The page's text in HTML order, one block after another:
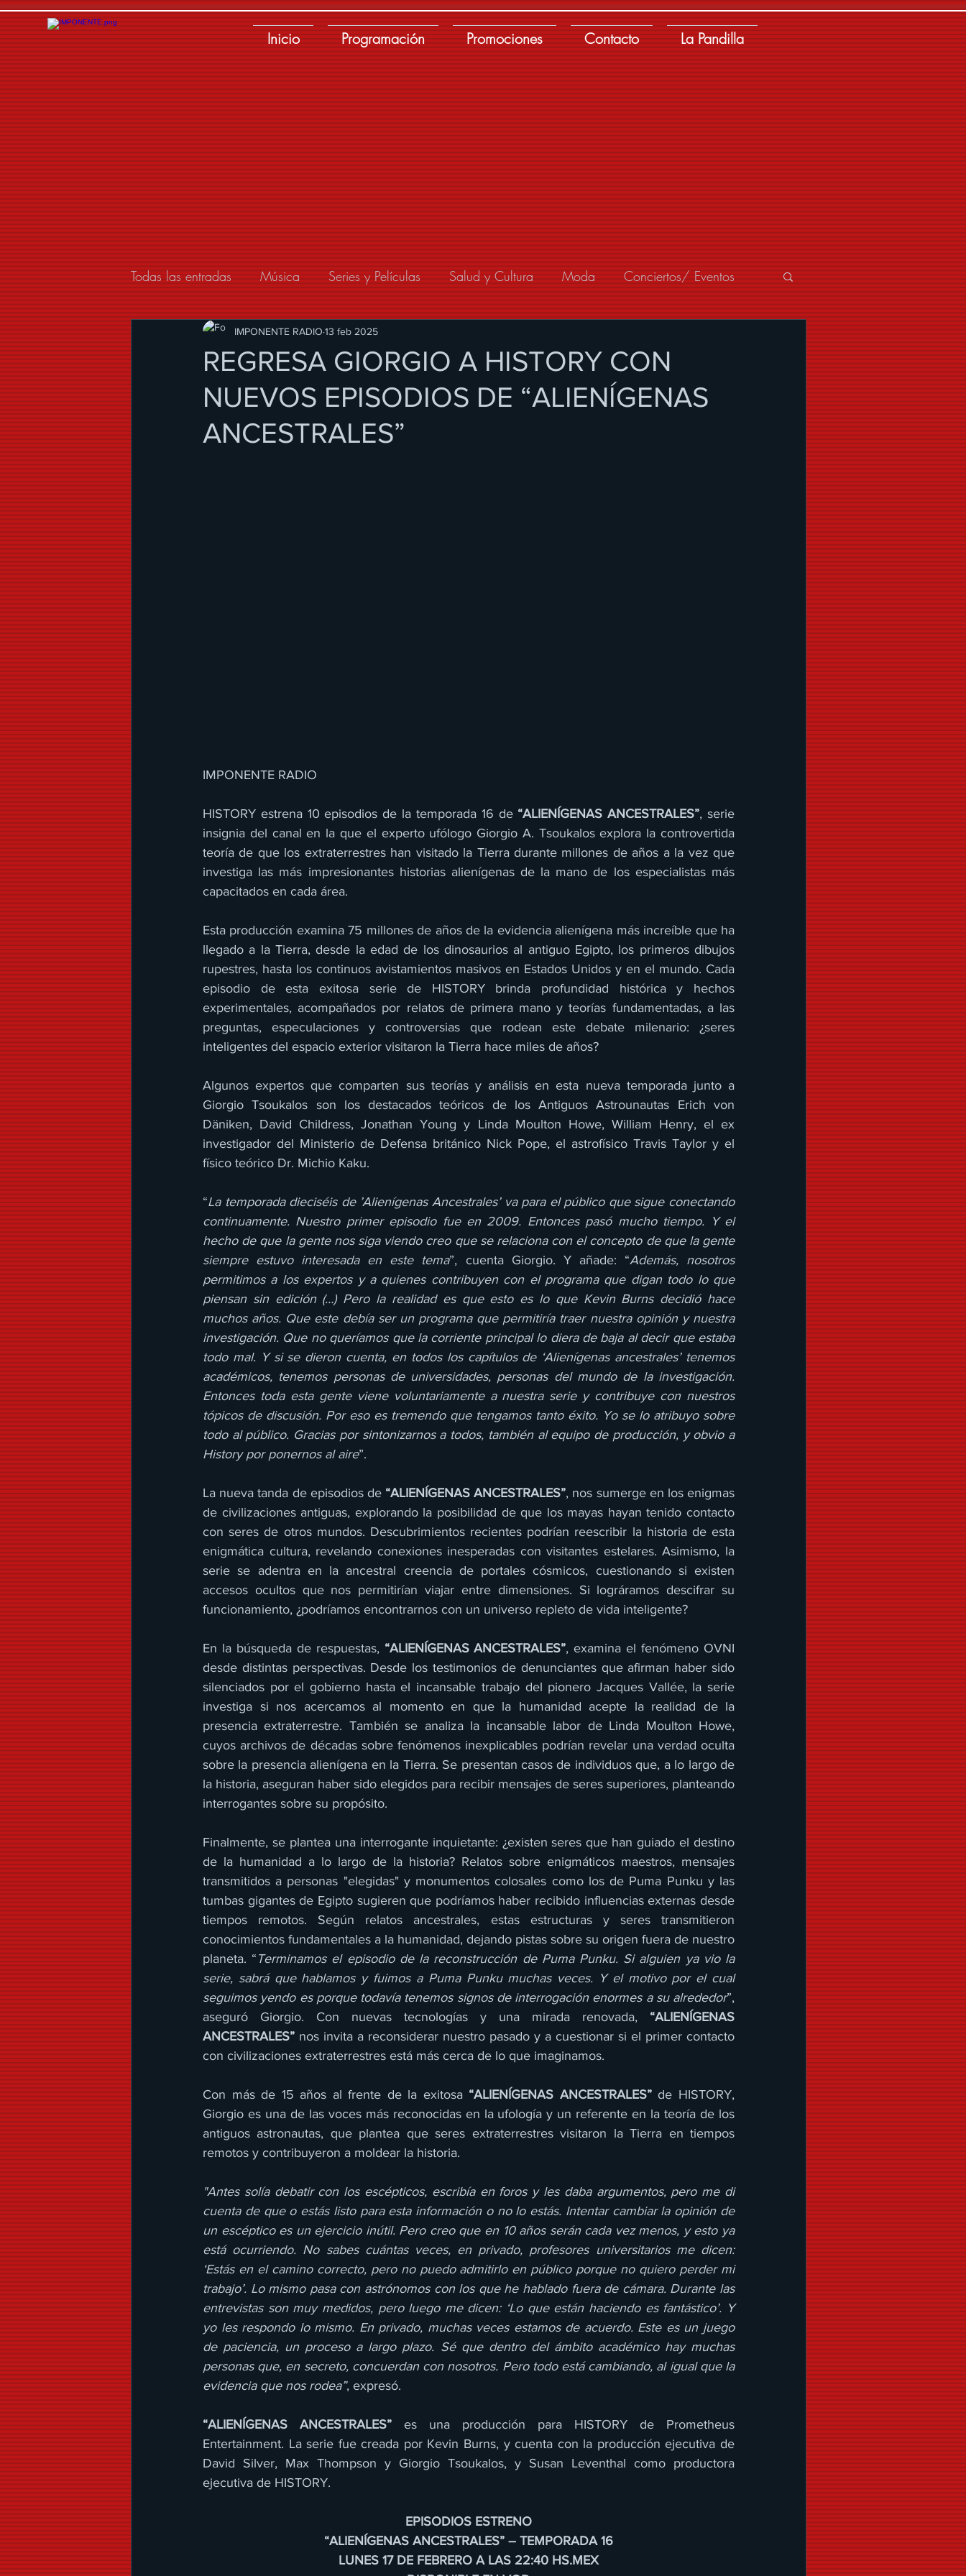
Inicio Programación Promociones Contacto La Pandilla
Todas las entradas Música Series y Películas Salud y Cultura Moda Conciertos/ Eventos
Modo de Vida
REGRESA GIORGIO A HISTORY CON
NUEVOS EPISODIOS DE “ALIENÍGENAS
ANCESTRALES”
IMPONENTE RADIO 13 feb 2025
IMPONENTE RADIO
HISTORY estrena 10 episodios de la temporada 16 de “ALIENÍGENAS ANCESTRALES”, serie
insignia del canal en la que el experto ufólogo Giorgio A. Tsoukalos explora la controvertida
teoría de que los extraterrestres han visitado la Tierra durante millones de años a la vez que
investiga las más impresionantes historias alienígenas de la mano de los especialistas más
capacitados en cada área.
Esta producción examina 75 millones de años de la evidencia alienígena más increíble que ha
llegado a la Tierra, desde la edad de los dinosaurios al antiguo Egipto, los primeros dibujos
rupestres, hasta los continuos avistamientos masivos en Estados Unidos y en el mundo. Cada
episodio de esta exitosa serie de HISTORY brinda profundidad histórica y hechos
experimentales, acompañados por relatos de primera mano y teorías fundamentadas, a las
preguntas, especulaciones y controversias que rodean este debate milenario: ¿seres
inteligentes del espacio exterior visitaron la Tierra hace miles de años?
Algunos expertos que comparten sus teorías y análisis en esta nueva temporada junto a
Giorgio Tsoukalos son los destacados teóricos de los Antiguos Astrounautas Erich von
Däniken, David Childress, Jonathan Young y Linda Moulton Howe, William Henry, el ex
investigador del Ministerio de Defensa británico Nick Pope, el astrofísico Travis Taylor y el
físico teórico Dr. Michio Kaku.
“La temporada dieciséis de ’Alienígenas Ancestrales’ va para el público que sigue conectando
continuamente. Nuestro primer episodio fue en 2009. Entonces pasó mucho tiempo. Y el
hecho de que la gente nos siga viendo creo que se relaciona con el concepto de que la gente
siempre estuvo interesada en este tema”, cuenta Giorgio. Y añade: “Además, nosotros
permitimos a los expertos y a quienes contribuyen con el programa que digan todo lo que
piensan sin edición (…) Pero la realidad es que esto es lo que Kevin Burns decidió hace
muchos años. Que este debía ser un programa que permitiría traer nuestra opinión y nuestra
investigación. Que no queríamos que la corriente principal lo diera de baja al decir que estaba
todo mal. Y si se dieron cuenta, en todos los capítulos de ‘Alienígenas ancestrales’ tenemos
académicos, tenemos personas de universidades, personas del mundo de la investigación.
Entonces toda esta gente viene voluntariamente a nuestra serie y contribuye con nuestros
tópicos de discusión. Por eso es tremendo que tengamos tanto éxito. Yo se lo atribuyo sobre
todo al público. Gracias por sintonizarnos a todos, también al equipo de producción, y obvio a
History por ponernos al aire”.
La nueva tanda de episodios de “ALIENÍGENAS ANCESTRALES”, nos sumerge en los enigmas
de civilizaciones antiguas, explorando la posibilidad de que los mayas hayan tenido contacto
con seres de otros mundos. Descubrimientos recientes podrían reescribir la historia de esta
enigmática cultura, revelando conexiones inesperadas con visitantes estelares. Asimismo, la
serie se adentra en la ancestral creencia de portales cósmicos, cuestionando si existen
accesos ocultos que nos permitirían viajar entre dimensiones. Si lográramos descifrar su
funcionamiento, ¿podríamos encontrarnos con un universo repleto de vida inteligente?
En la búsqueda de respuestas, “ALIENÍGENAS ANCESTRALES”, examina el fenómeno OVNI
desde distintas perspectivas. Desde los testimonios de denunciantes que afirman haber sido
silenciados por el gobierno hasta el incansable trabajo del pionero Jacques Vallée, la serie
investiga si nos acercamos al momento en que la humanidad acepte la realidad de la
presencia extraterrestre. También se analiza la incansable labor de Linda Moulton Howe,
cuyos archivos de décadas sobre fenómenos inexplicables podrían revelar una verdad oculta
sobre la presencia alienígena en la Tierra. Se presentan casos de individuos que, a lo largo de
la historia, aseguran haber sido elegidos para recibir mensajes de seres superiores, planteando
interrogantes sobre su propósito.
Finalmente, se plantea una interrogante inquietante: ¿existen seres que han guiado el destino
de la humanidad a lo largo de la historia? Relatos sobre enigmáticos maestros, mensajes
transmitidos a personas "elegidas" y monumentos colosales como los de Puma Punku y las
tumbas gigantes de Egipto sugieren que podríamos haber recibido influencias externas desde
tiempos remotos. Según relatos ancestrales, estas estructuras y seres transmitieron
conocimientos fundamentales a la humanidad, dejando pistas sobre su origen fuera de nuestro
planeta. “ Terminamos el episodio de la reconstrucción de Puma Punku. Si alguien ya vio la
serie, sabrá que hablamos y fuimos a Puma Punku muchas veces. Y el motivo por el cual
seguimos yendo es porque todavía tenemos signos de interrogación enormes a su alrededor”,
aseguró Giorgio. Con nuevas tecnologías y una mirada renovada, “ALIENÍGENAS
ANCESTRALES” nos invita a reconsiderar nuestro pasado y a cuestionar si el primer contacto
con civilizaciones extraterrestres está más cerca de lo que imaginamos.
Con más de 15 años al frente de la exitosa “ALIENÍGENAS ANCESTRALES” de HISTORY,
Giorgio es una de las voces más reconocidas en la ufología y un referente en la teoría de los
antiguos astronautas, que plantea que seres extraterrestres visitaron la Tierra en tiempos
remotos y contribuyeron a moldear la historia.
"Antes solía debatir con los escépticos, escribía en foros y les daba argumentos, pero me di
cuenta de que o estás listo para esta información o no lo estás. Intentar cambiar la opinión de
un escéptico es un ejercicio inútil. Pero creo que en 10 años serán cada vez menos, y esto ya
está ocurriendo. No sabes cuántas veces, en privado, profesores universitarios me dicen:
‘Estás en el camino correcto, pero no puedo admitirlo en público porque no quiero perder mi
trabajo’. Lo mismo pasa con astrónomos con los que he hablado fuera de cámara. Durante las
entrevistas son muy medidos, pero luego me dicen: ‘Lo que están haciendo es fantástico’. Y
yo les respondo lo mismo. En privado, muchas veces estamos de acuerdo. Este es un juego
de paciencia, un proceso a largo plazo. Sé que dentro del ámbito académico hay muchas
personas que, en secreto, concuerdan con nosotros. Pero todo está cambiando, al igual que la
evidencia que nos rodea”, expresó.
“ALIENÍGENAS ANCESTRALES” es una producción para HISTORY de Prometheus
Entertainment. La serie fue creada por Kevin Burns, y cuenta con la producción ejecutiva de
David Silver, Max Thompson y Giorgio Tsoukalos, y Susan Leventhal como productora
ejecutiva de HISTORY.
EPISODIOS ESTRENO
“ALIENÍGENAS ANCESTRALES” – TEMPORADA 16
LUNES 17 DE FEBRERO A LAS 22:40 HS.MEX